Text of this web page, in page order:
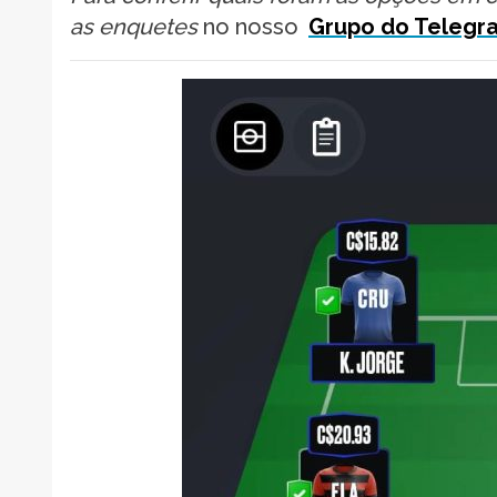
as enquetes no nosso Grupo do